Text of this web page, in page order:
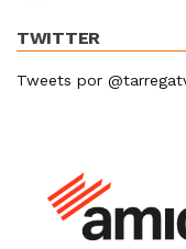
TWITTER
Tweets por